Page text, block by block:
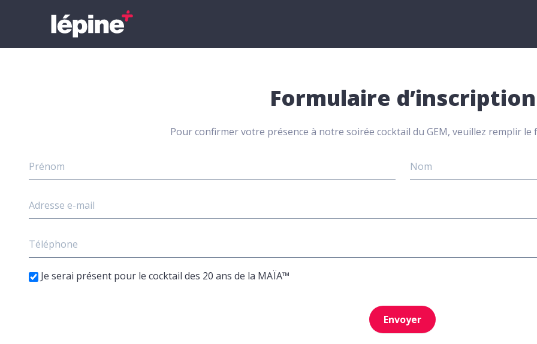
Formulaire d’inscription
Pour confirmer votre présence à notre soirée cocktail du GEM, veuillez remplir le
Cocktail
GEM
Prénom
et
Prénom
et
Je serai présent pour le cocktail des 20 ans de la MAÏA™
Envoyer